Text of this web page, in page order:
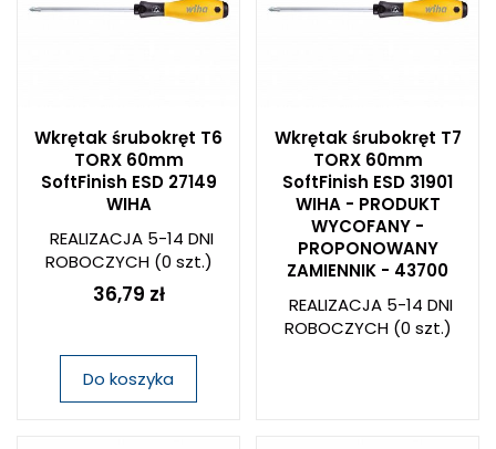
Wkrętak śrubokręt T6
TORX 60mm
SoftFinish ESD 27149
WIHA
REALIZACJA 5-14 DNI
ROBOCZYCH(0 szt.)
36,79 zł
Do koszyka
Wkrętak śrubokręt T7
TORX 60mm
SoftFinish ESD 31901
WIHA - PRODUKT
WYCOFANY -
PROPONOWANY
ZAMIENNIK - 43700
REALIZACJA 5-14 DNI
ROBOCZYCH(0 szt.)